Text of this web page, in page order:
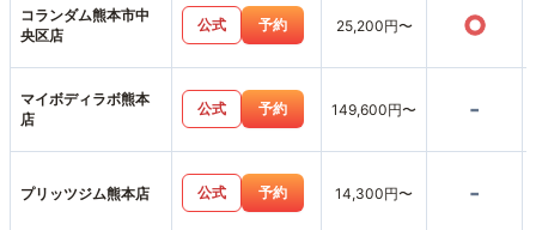
コランダム熊本市中
央区店
公式 予約 25,200円〜 ○
マイボディラボ熊本
店
公式 予約 149,600円〜 -
プリッツジム熊本店 公式 予約 14,300円〜 -